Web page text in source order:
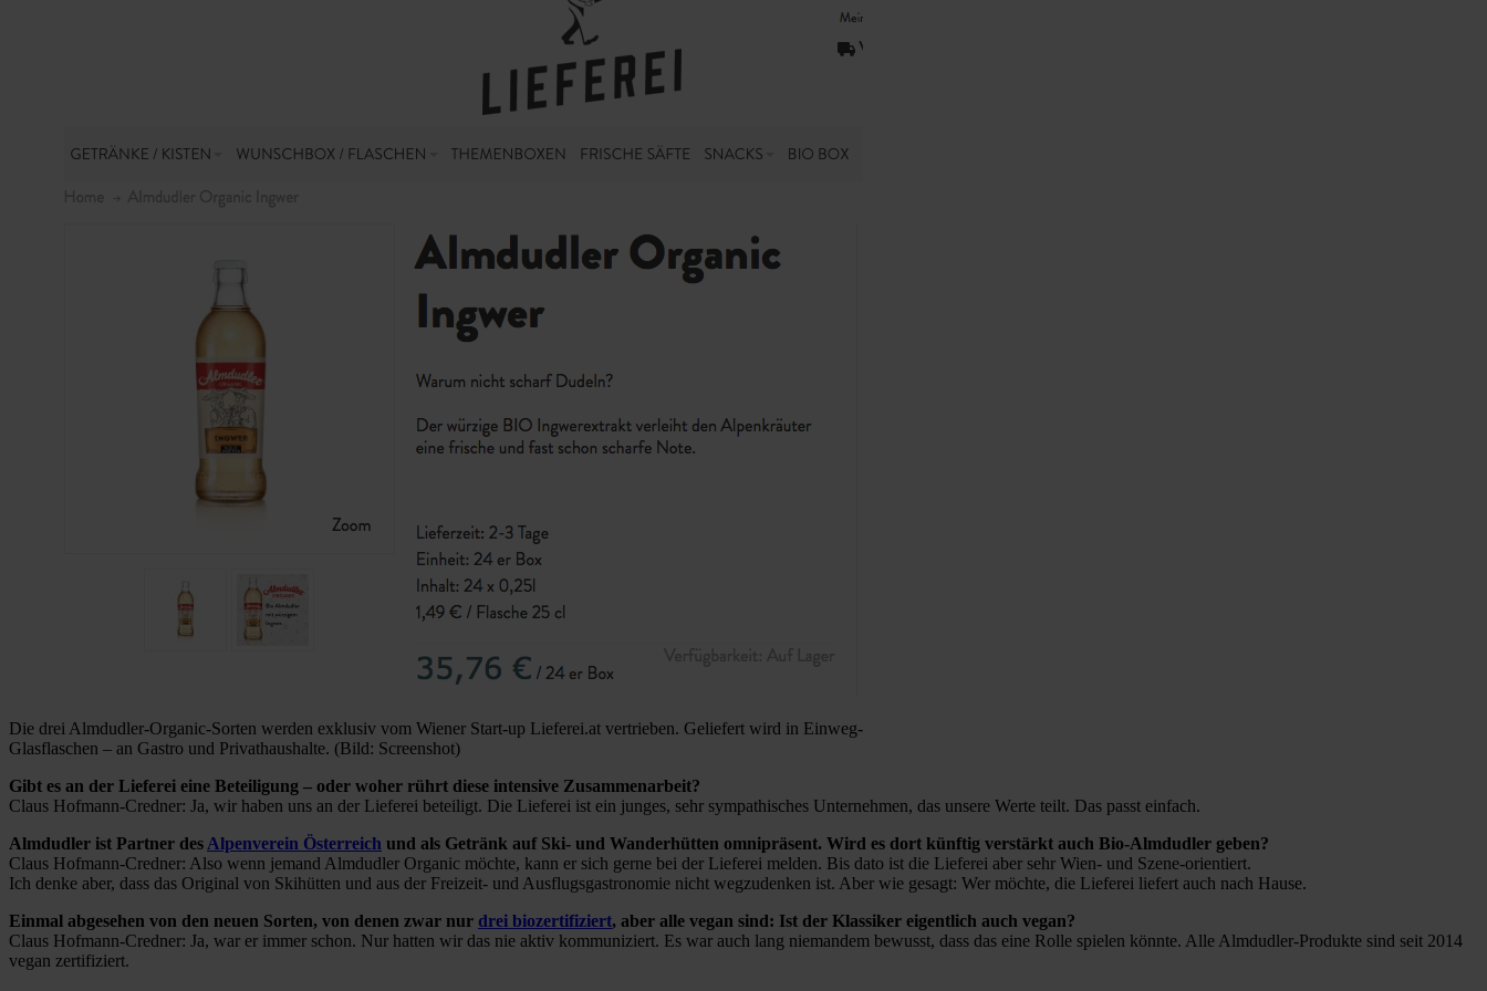
Die drei Almdudler-Organic-Sorten werden exklusiv vom Wiener Start-up Lieferei.at vertrieben. Geliefert wird in Einweg-
Glasflaschen – an Gastro und Privathaushalte. (Bild: Screenshot)
Gibt es an der Lieferei eine Beteiligung – oder woher rührt diese intensive Zusammenarbeit?
Claus Hofmann-Credner: Ja, wir haben uns an der Lieferei beteiligt. Die Lieferei ist ein junges, sehr sympathisches Unternehmen, das unsere Werte teilt. Das passt einfach.
Almdudler ist Partner des Alpenverein Österreich und als Getränk auf Ski- und Wanderhütten omnipräsent. Wird es dort künftig verstärkt auch Bio-Almdudler geben?
Claus Hofmann-Credner: Also wenn jemand Almdudler Organic möchte, kann er sich gerne bei der Lieferei melden. Bis dato ist die Lieferei aber sehr Wien- und Szene-orientiert.
Ich denke aber, dass das Original von Skihütten und aus der Freizeit- und Ausflugsgastronomie nicht wegzudenken ist. Aber wie gesagt: Wer möchte, die Lieferei liefert auch nach Hause.
Einmal abgesehen von den neuen Sorten, von denen zwar nur drei biozertifiziert, aber alle vegan sind: Ist der Klassiker eigentlich auch vegan?
Claus Hofmann-Credner: Ja, war er immer schon. Nur hatten wir das nie aktiv kommuniziert. Es war auch lang niemandem bewusst, dass das eine Rolle spielen könnte. Alle Almdudler-Produkte sind seit 2014
vegan zertifiziert.